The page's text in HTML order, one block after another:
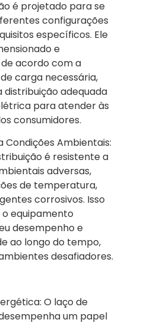
é projetado para se
configurações
específicos. Ele
e
acordo com a
carga necessária,
distribuição adequada
para atender às
consumidores.
Condições Ambientais:
é resistente a
adversas,
de temperatura,
corrosivos. Isso
equipamento
desempenho e
ao longo do tempo,
desafiadores.
O laço de
um papel